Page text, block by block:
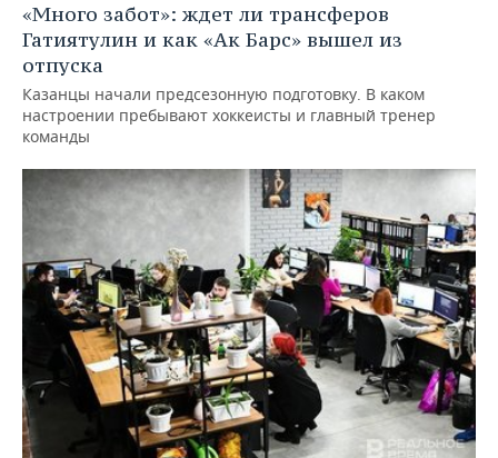
«Много забот»: ждет ли трансферов
Гатиятулин и как «Ак Барс» вышел из
отпуска
Казанцы начали предсезонную подготовку. В каком
настроении пребывают хоккеисты и главный тренер
команды